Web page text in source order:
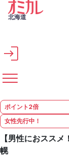
メインコンテンツへス
北海道
ポイント2倍
女性先行中！
【男性におスス
幌